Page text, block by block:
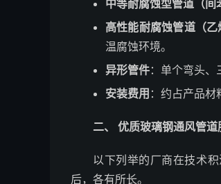
中等耐腐蚀型管道（间
高性能耐腐蚀管道（乙
温腐蚀环境。
异形管件：单个弯头、
安装费用 ：约占产品材
二、 优质玻璃钢通风管
以下列举的厂商在技术
后，各有所长。